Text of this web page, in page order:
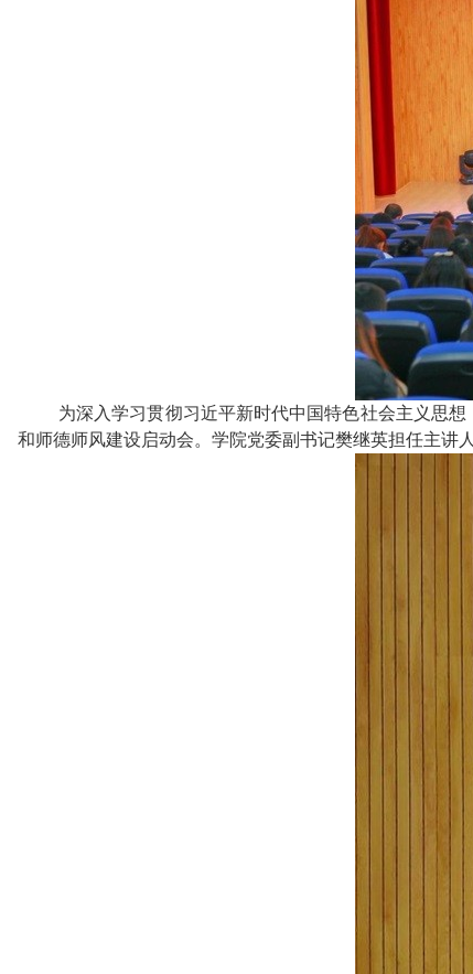
为深入学习贯彻习近平新时代中国特色社会主义思
和师德师风建设启动会。学院党委副书记樊继英担任主讲